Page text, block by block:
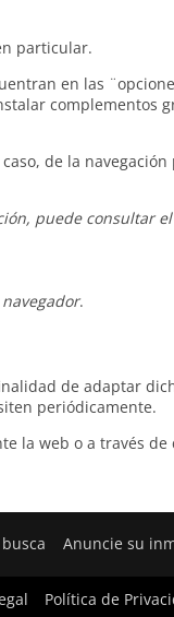
particular.
en las
complementos
de la
puede consultar
.
de adaptar
periódicamente.
la web o a través
Anuncie su
Política de